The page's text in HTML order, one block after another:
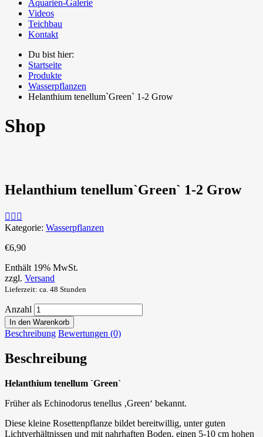
Aquarien-Galerie
Videos
Teichbau
Kontakt
Du bist hier:
Startseite
Produkte
Wasserpflanzen
Helanthium tenellum`Green` 1-2 Grow
Shop
Helanthium tenellum`Green` 1-2 Grow
Kategorie: Wasserpflanzen
€6,90
Enthält 19% MwSt.
zzgl. Versand
Lieferzeit: ca. 48 Stunden
Anzahl
In den Warenkorb
Beschreibung Bewertungen (0)
Beschreibung
Helanthium tenellum `Green`
Früher als Echinodorus tenellus ‚Green‘ bekannt.
Diese kleine Rosettenpflanze bildet bereitwillig, unter guten
Lichtverhältnissen und mit nahrhaften Boden, einen 5-10 cm hohen